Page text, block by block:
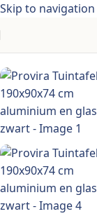
Skip to navigation